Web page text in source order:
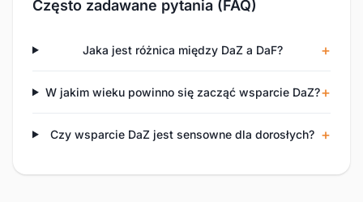
Często zadawane pytania (FAQ)
Jaka jest różnica między DaZ a DaF?
W jakim wieku powinno się zacząć wsparcie DaZ?
Czy wsparcie DaZ jest sensowne dla dorosłych?